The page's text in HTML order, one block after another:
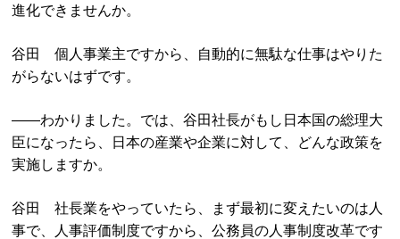
進化できませんか。
谷田 個人事業主ですから、自動的に無駄な仕事はやりた
がらないはずです。
――わかりました。では、谷田社長がもし日本国の総理大
臣になったら、日本の産業や企業に対して、どんな政策を
実施しますか。
谷田 社長業をやっていたら、まず最初に変えたいのは人
事で、人事評価制度ですから、公務員の人事制度改革です